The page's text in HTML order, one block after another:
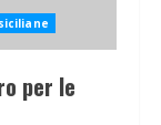
per le